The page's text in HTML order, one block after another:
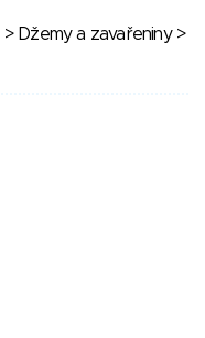
> Džemy a zavařeniny>